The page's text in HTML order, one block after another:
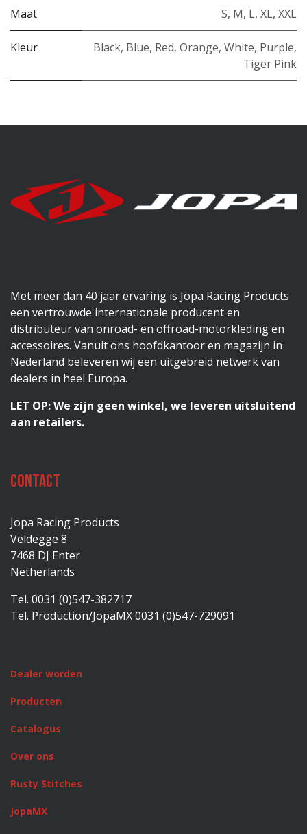
Maat S, M, L, XL, XXL
Kleur Black, Blue, Red, Orange, White, Purple,
Tiger Pink
Met meer dan 40 jaar ervaring is Jopa Racing Products
een vertrouwde internationale producent en
distributeur van onroad- en offroad-motorkleding en
accessoires. Vanuit ons hoofdkantoor en magazijn in
Nederland beleveren wij een uitgebreid netwerk van
dealers in heel Europa.
LET OP: We zijn geen winkel, we leveren uitsluitend
aan retailers.
Contact
Jopa Racing Products
Veldegge 8
7468 DJ Enter
Netherlands
Tel. 0031 (0)547-382717
Tel. Production/JopaMX 0031 (0)547-729091
Dealer worden
Producten
Catalogus
Over ons
Rusty Stitches
JopaMX